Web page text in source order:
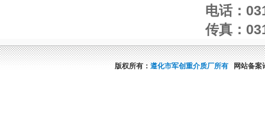
电话：
传真：
版权所有： 遵化市军创重介质厂所有 网站备案